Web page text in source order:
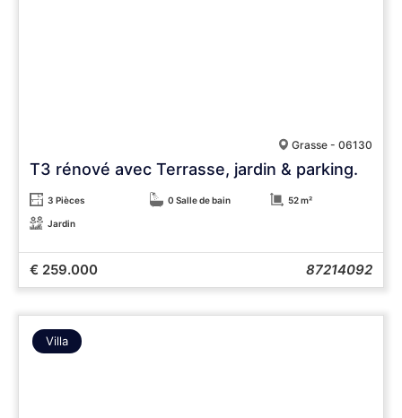
Grasse - 06130
T3 rénové avec Terrasse, jardin & parking.
3 Pièces 0 Salle de bain 52 m²
Jardin
€ 259.000 87214092
Villa